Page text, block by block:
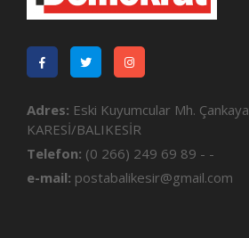
Adres: Eski Kuyumcular Mh.
KARESİ/BALIKESİR
Telefon: (0 266) 249 69 89 - -
e-mail: postabalikesir@gmail.com